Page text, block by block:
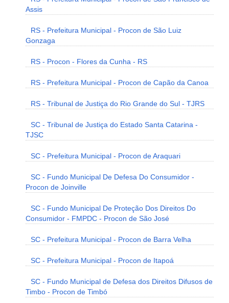
Assis
RS - Prefeitura Municipal - Procon de São Luiz
Gonzaga
RS - Procon - Flores da Cunha - RS
RS - Prefeitura Municipal - Procon de Capão da Canoa
RS - Tribunal de Justiça do Rio Grande do Sul - TJRS
SC - Tribunal de Justiça do Estado Santa Catarina -
TJSC
SC - Prefeitura Municipal - Procon de Araquari
SC - Fundo Municipal De Defesa Do Consumidor -
Procon de Joinville
SC - Fundo Municipal De Proteção Dos Direitos Do
Consumidor - FMPDC - Procon de São José
SC - Prefeitura Municipal - Procon de Barra Velha
SC - Prefeitura Municipal - Procon de Itapoá
SC - Fundo Municipal de Defesa dos Direitos Difusos de
Timbo - Procon de Timbó